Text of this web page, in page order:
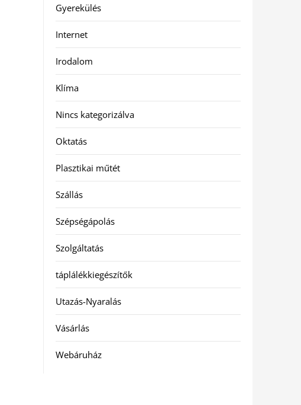
Gyerekülés
Internet
Irodalom
Klíma
Nincs kategorizálva
Oktatás
Plasztikai műtét
Szállás
Szépségápolás
Szolgáltatás
táplálékkiegészítők
Utazás-Nyaralás
Vásárlás
Webáruház